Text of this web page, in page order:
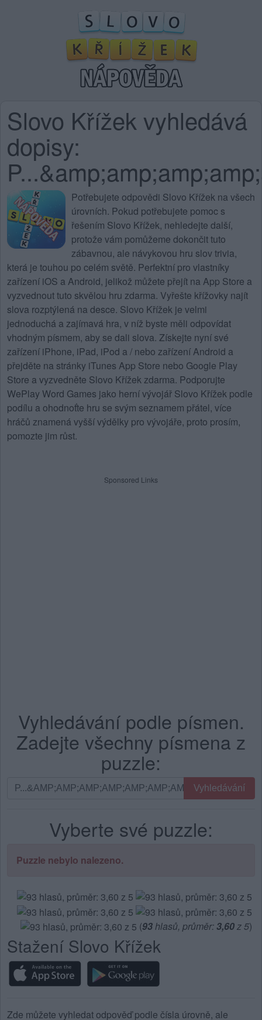
Slovo Křížek vyhledává
dopisy:
Potřebujete odpovědi Slovo Křížek na všech
úrovních. Pokud potřebujete pomoc s
řešením Slovo Křížek, nehledejte další,
protože vám pomůžeme dokončit tuto
zábavnou, ale návykovou hru slov trivia,
která je touhou po celém světě. Perfektní pro vlastníky
zařízení iOS a Android, jelikož můžete přejít na App Store a
vyzvednout tuto skvělou hru zdarma. Vyřešte křížovky najít
slova rozptýlená na desce. Slovo Křížek je velmi
jednoduchá a zajímavá hra, v níž byste měli odpovídat
vhodným písmem, aby se dali slova. Získejte nyní své
zařízení iPhone, iPad, iPod a / nebo zařízení Android a
přejděte na stránky iTunes App Store nebo Google Play
Store a vyzvedněte Slovo Křížek zdarma. Podporujte
WePlay Word Games jako herní vývojář Slovo Křížek podle
podílu a ohodnoťte hru se svým seznamem přátel, více
hráčů znamená vyšší výdělky pro vývojáře, proto prosím,
pomozte jim růst.
Sponsored Links
Vyhledávání podle písmen.
Zadejte všechny písmena z
puzzle:
Vyhledávání
písmena
Vyhledávání
Vyberte své puzzle:
Puzzle nebylo nalezeno.
(93hlasů, průměr:3,60z 5)
Stažení Slovo Křížek
Zde můžete vyhledat odpověď podle čísla úrovně, ale